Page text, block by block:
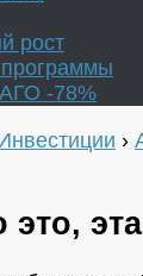
рост
-78%
›
это,